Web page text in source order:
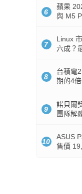
6
蘋果
與 M5
7
Linux
六成？
8
台積電
期的4
9
諾貝爾
團隊解
10
ASUS
售價